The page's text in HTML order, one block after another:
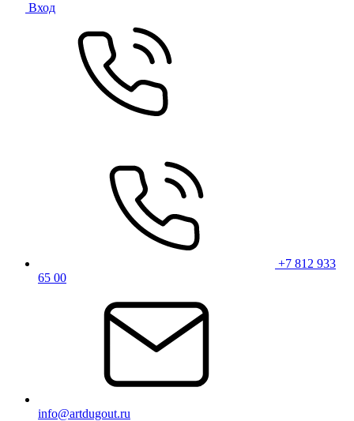
Вход
+7 812 933
65 00
info@artdugout.ru